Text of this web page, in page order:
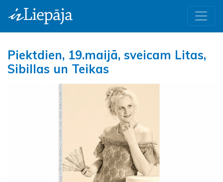
Piektdien, 19.maijā, sveicam Litas,
Sibillas un Teikas